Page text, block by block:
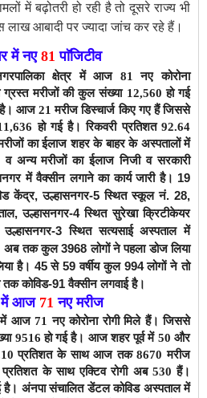
में बढ़ोतरी हो रही है तो दूसरे राज्य भी
लाख आबादी पर ज्यादा जांच कर रहे हैं।
में नए 81 पाॅजिटीव
क्षेत्र मेंआज 81 नए कोरोना
ग्रस्त मरीजों की कुल संख्या 12,560 हो गई
है।आज 21 मरीज डिस्चार्ज किए गए हैं जिससे
हो गई है। रिकवरी प्रतिशत 92.64
का ईलाज शहर के बाहर के अस्पतालों में
अन्य मरीजों का ईलाज निजी व सरकारी
में वैक्सीन लगाने का कार्य जारी है। 19
केंद्र, उल्हासनगर-5 स्थित स्कूल नं. 28,
उल्हासनगर-4 स्थित सुरेखा क्रिटीकेयर
3 स्थित सत्यसाई अस्पताल में
अब तक कुल 3968 लोगों ने पहला डोज लिया
है। 45 से 59 वर्षीय कुल 994 लोगों ने तो
कोविड-91 वैक्सीन लगवाई है।
में आज 71 नए मरीज
में आज 71 नए कोरोना रोगी मिले हैं। जिससे
9516 हो गई है। आज शहर पूर्व में 50 और
प्रतिशत के साथआज तक 8670 मरीज
प्रतिशत के साथ एक्टिव रोगी अब 530 हैं।
है। अंनपा संचालित डेंटल कोविड अस्पताल में